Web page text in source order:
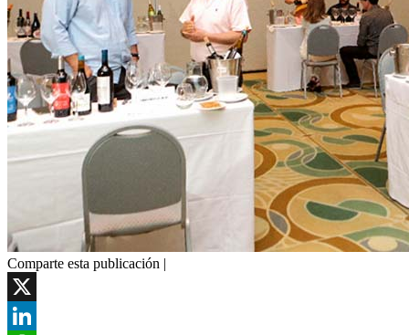
Comparte esta publicación |
X